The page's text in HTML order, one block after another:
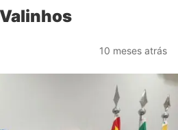
10 meses atrás